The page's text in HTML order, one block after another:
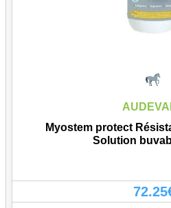
Myostem protect
Solution
72.25